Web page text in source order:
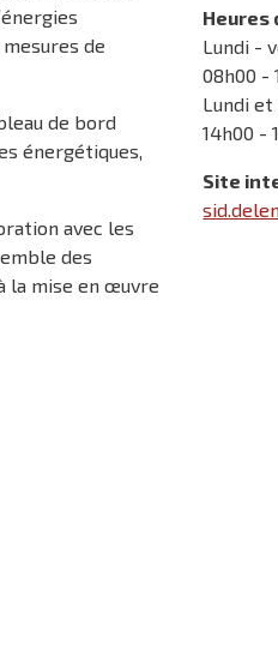
de
de bord
énergétiques,
avec les
des
la mise en œuvre
Heures
Lundi -
08h00 -
Lundi
14h00 -
Site